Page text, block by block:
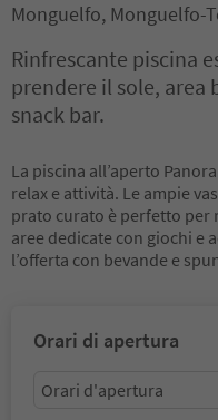
Monguelfo, Monguelfo-
Rinfrescante piscina
prendere il sole, area
snack bar.
La piscina all’aperto
relax e attività. Le ampie
prato curato è perfetto per
aree dedicate con giochi e
l’offerta con bevande e
Orari di apertura
Orari d'apertura